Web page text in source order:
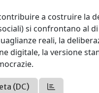
a costruire la
si confrontano al
reali, la
digitale, la versione
(DC)